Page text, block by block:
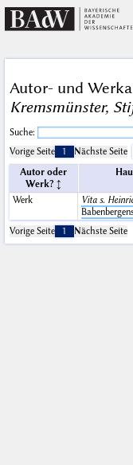
Autor- und
Kremsmünster,
Suche:
Vorige Seite
1 Nächste Seite
Autor oder
Werk?
Werk Vita s.
Vorige Seite
1 Nächste Seite